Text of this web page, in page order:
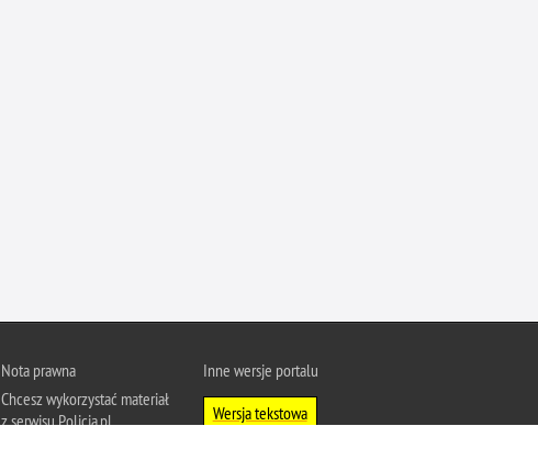
Policjant z pasją
Pranie brudnych pieniędzy
Nota prawna
Chcesz wykorzystać materiał
z serwisu Policja.pl.
Inne wersje portalu
Wersja tekstowa